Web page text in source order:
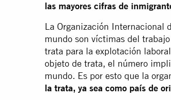
las mayores cifras de
La Organización Internacional
mundo son víctimas del
trata para la explotación
objeto de trata, el número
mundo. Es por esto que la
la trata, ya sea como país de